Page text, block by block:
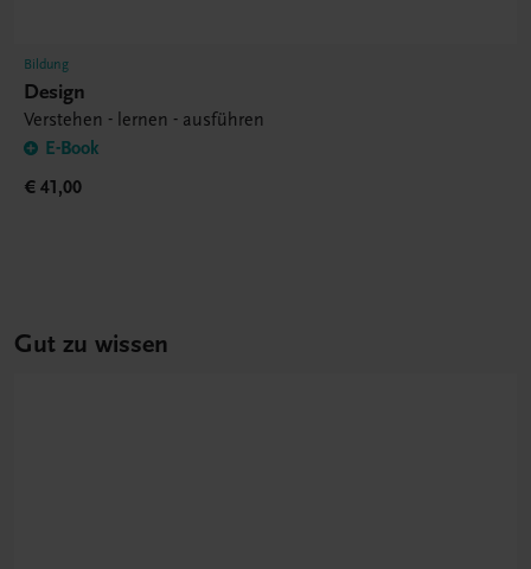
Bildung
Design
Verstehen - lernen - ausführen
E-Book
€ 41,00
Gut zu wissen